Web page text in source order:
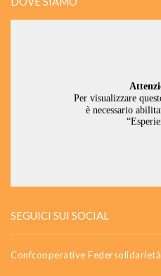
SEGUICI SUI SOCIAL
Confcooperative Federsolidarietà